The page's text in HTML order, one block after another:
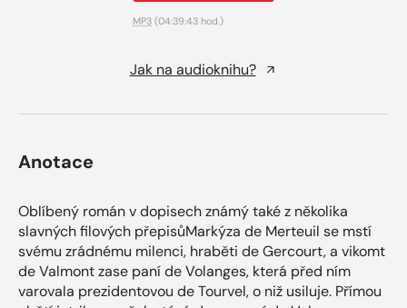
MP3 (04:39:43 hod.)
Jak na audioknihu?
Anotace
Oblíbený román v dopisech známý také z několika
slavných filových přepisůMarkýza de Merteuil se mstí
svému zrádnému milenci, hraběti de Gercourt, a vikomt
de Valmont zase paní de Volanges, která před ním
varovala prezidentovou de Tourvel, o niž usiluje. Přímou